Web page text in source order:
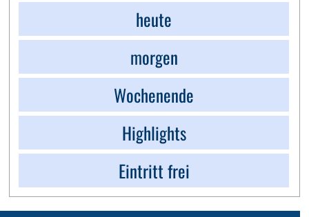
heute
morgen
Wochenende
Highlights
Eintritt frei